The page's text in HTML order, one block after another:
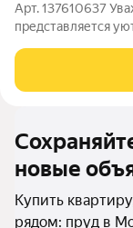
Арт. 137610637
представляется
линолеум и плитка
выходят на
новые
Купить
рядом: пруд в